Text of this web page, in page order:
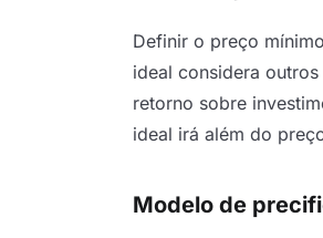
Definir o preço
ideal considera
retorno sobre
ideal irá além do
Modelo de